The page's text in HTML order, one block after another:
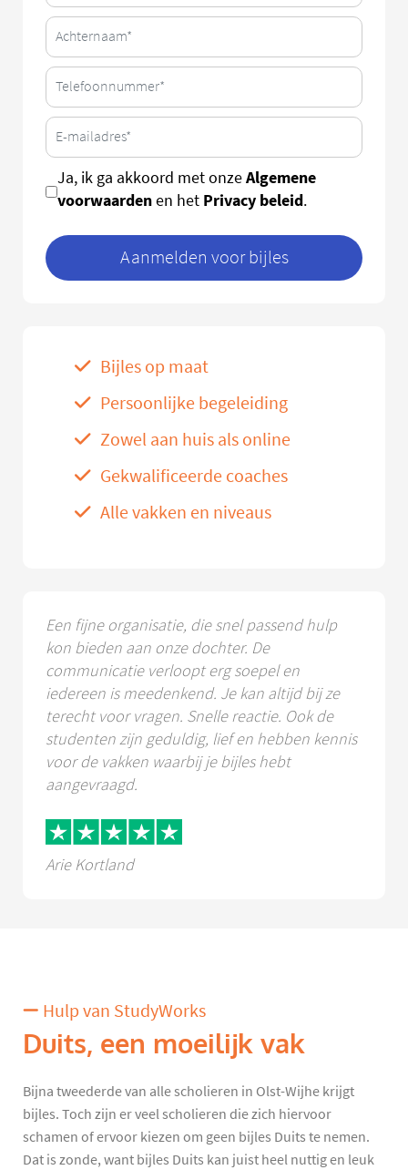
Ja, ik ga akkoord met onzeAlgemene
voorwaardenen het Privacy beleid.
Aanmelden voor bijles
Bijles op maat
Persoonlijke begeleiding
Zowel aan huis als online
Gekwalificeerde coaches
Alle vakken en niveaus
Een fijne organisatie, die snel passend hulp
kon bieden aan onze dochter. De
communicatie verloopt erg soepel en
iedereen is meedenkend. Je kan altijd bij ze
terecht voor vragen. Snelle reactie. Ook de
studenten zijn geduldig, lief en hebben kennis
voor de vakken waarbij je bijles hebt
aangevraagd.
Arie Kortland
Hulp van StudyWorks
Duits, een moeilijk vak
Bijna tweederde van alle scholieren in Olst-Wijhe krijgt
bijles. Toch zijn er veel scholieren die zich hiervoor
schamen of ervoor kiezen om geen bijles Duits te nemen.
Dat is zonde, want bijles Duits kan juist heel nuttig en leuk